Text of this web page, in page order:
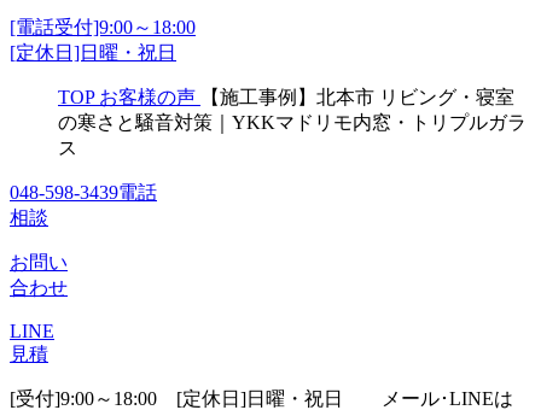
[電話受付]9:00～18:00
[定休日]日曜・祝日
TOP お客様の声
【施工事例】北本市 リビング・寝室
の寒さと騒音対策｜YKKマドリモ内窓・トリプルガラ
ス
048-598-3439電話
相談
お問い
合わせ
LINE
見積
[受付]9:00～18:00 [定休日]日曜・祝日
メール･LINEは